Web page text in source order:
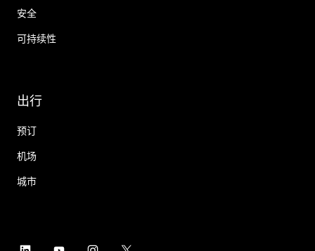
安全
可持续性
出行
预订
机场
城市